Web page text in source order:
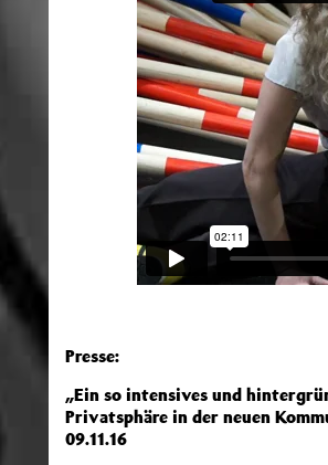
Presse:
„Ein so intensives und
Privatsphäre in der neuen
09.11.16